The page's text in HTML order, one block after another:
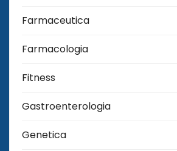
Farmaceutica
Farmacologia
Fitness
Gastroenterologia
Genetica